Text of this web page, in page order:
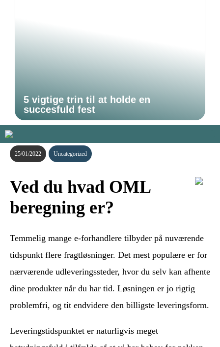
5 vigtige trin til at holde en
succesfuld fest
25/01/2022 Uncategorized
Ved du hvad OML
beregning er?
Temmelig mange e-forhandlere tilbyder på nuværende
tidspunkt flere fragtløsninger. Det mest populære er for
nærværende udleveringssteder, hvor du selv kan afhente
dine produkter når du har tid. Løsningen er jo rigtig
problemfri, og tit endvidere den billigste leveringsform.
Leveringstidspunktet er naturligvis meget